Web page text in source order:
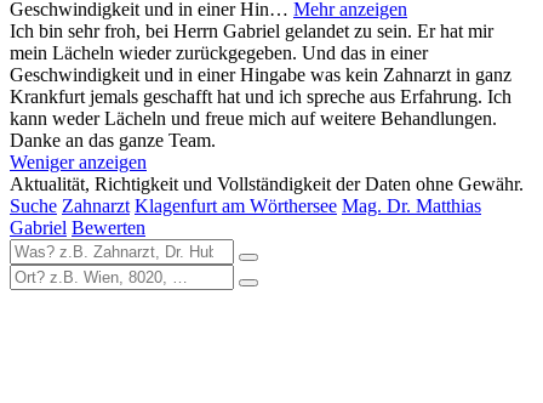
Geschwindigkeit und in einer Hin… Mehr anzeigen
Ich bin sehr froh, bei Herrn Gabriel gelandet zu sein. Er hat mir
mein Lächeln wieder zurückgegeben. Und das in einer
Geschwindigkeit und in einer Hingabe was kein Zahnarzt in ganz
Krankfurt jemals geschafft hat und ich spreche aus Erfahrung. Ich
kann weder Lächeln und freue mich auf weitere Behandlungen.
Danke an das ganze Team.
Weniger anzeigen
Aktualität, Richtigkeit und Vollständigkeit der Daten ohne Gewähr.
Suche Zahnarzt Klagenfurt am Wörthersee Mag. Dr. Matthias
Gabriel Bewerten